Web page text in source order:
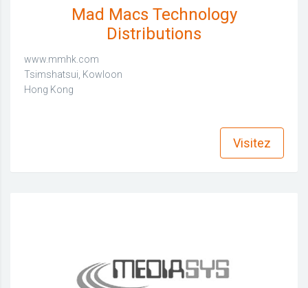
Mad Macs Technology
Distributions
www.mmhk.com
Tsimshatsui, Kowloon
Hong Kong
Visitez